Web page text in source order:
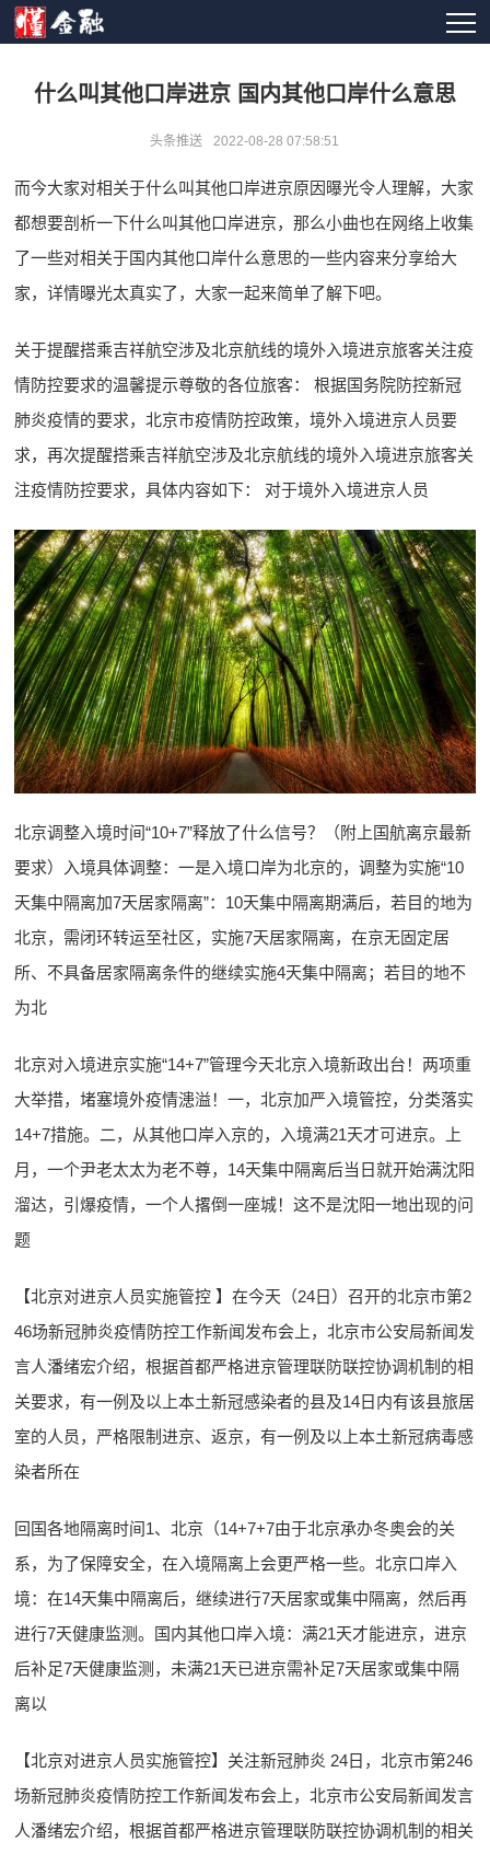
什么叫其他口岸进京 国内其他口岸什么意思
头条推送 2022-08-28 07:58:51
而今大家对相关于什么叫其他口岸进京原因曝光令人理解，大家
都想要剖析一下什么叫其他口岸进京，那么小曲也在网络上收集
了一些对相关于国内其他口岸什么意思的一些内容来分享给大
家，详情曝光太真实了，大家一起来简单了解下吧。
关于提醒搭乘吉祥航空涉及北京航线的境外入境进京旅客关注疫
情防控要求的温馨提示尊敬的各位旅客： 根据国务院防控新冠
肺炎疫情的要求，北京市疫情防控政策，境外入境进京人员要
求，再次提醒搭乘吉祥航空涉及北京航线的境外入境进京旅客关
注疫情防控要求，具体内容如下： 对于境外入境进京人员
北京调整入境时间“10+7”释放了什么信号？（附上国航离京最新
要求）入境具体调整：一是入境口岸为北京的，调整为实施“10
天集中隔离加7天居家隔离”：10天集中隔离期满后，若目的地为
北京，需闭环转运至社区，实施7天居家隔离，在京无固定居
所、不具备居家隔离条件的继续实施4天集中隔离；若目的地不
为北
北京对入境进京实施“14+7”管理今天北京入境新政出台！两项重
大举措，堵塞境外疫情漶溢！一，北京加严入境管控，分类落实
14+7措施。二，从其他口岸入京的，入境满21天才可进京。上
月，一个尹老太太为老不尊，14天集中隔离后当日就开始满沈阳
溜达，引爆疫情，一个人撂倒一座城！这不是沈阳一地出现的问
题
【北京对进京人员实施管控 】在今天（24日）召开的北京市第2
46场新冠肺炎疫情防控工作新闻发布会上，北京市公安局新闻发
言人潘绪宏介绍，根据首都严格进京管理联防联控协调机制的相
关要求，有一例及以上本土新冠感染者的县及14日内有该县旅居
室的人员，严格限制进京、返京，有一例及以上本土新冠病毒感
染者所在
回国各地隔离时间1、北京（14+7+7由于北京承办冬奥会的关
系，为了保障安全，在入境隔离上会更严格一些。北京口岸入
境：在14天集中隔离后，继续进行7天居家或集中隔离，然后再
进行7天健康监测。国内其他口岸入境：满21天才能进京，进京
后补足7天健康监测，未满21天已进京需补足7天居家或集中隔
离以
【北京对进京人员实施管控】关注新冠肺炎 24日，北京市第246
场新冠肺炎疫情防控工作新闻发布会上，北京市公安局新闻发言
人潘绪宏介绍，根据首都严格进京管理联防联控协调机制的相关